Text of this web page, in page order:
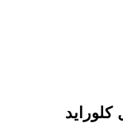
كلورايد